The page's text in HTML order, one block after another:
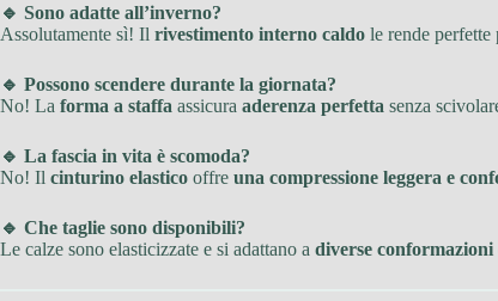
🔹 Sono adatte all’inverno?
Assolutamente sì! Il rivestimento interno caldo le rende
🔹 Possono scendere durante la giornata?
No! La forma a staffa assicura aderenza perfetta senza
🔹 La fascia in vita è scomoda?
No! Il cinturino elastico offre una compressione leggera e
🔹 Che taglie sono disponibili?
Le calze sono elasticizzate e si adattano a diverse conformazioni